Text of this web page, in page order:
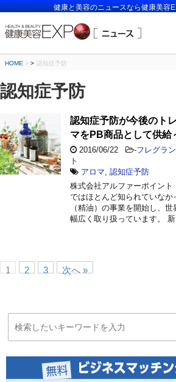
健康と美容のニュースなら健康美容
HOME > 認知症予防
認知症予防
認知症予防が今後のト
マをPB商品として供給
2016/06/22 -フレグラ
ト
アロマ 認知症予防
株式会社アルファーポイン
ではほとんど知られていな
（精油）の事業を開始し、
幅広く取り扱っています。
1 2 3 次へ »